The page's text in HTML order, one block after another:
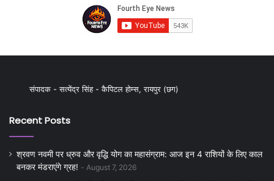
संपादक - सत्येंद्र सिंह - कैपिटल होम्स, रायपुर (छग)
Recent Posts
श्रवण नवमी पर ध्रुव और वृद्धि योग का महासंग्राम: आज इन 4 राशियों के लिए काल
बनकर मंडराएंगे ग्रह!
August 7, 2026